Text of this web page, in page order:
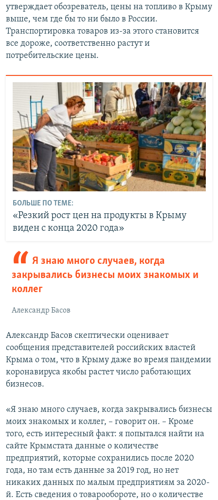
утверждает обозреватель, цены на топливо в Крыму
выше, чем где бы то ни было в России.
Транспортировка товаров из-за этого становится
все дороже, соответственно растут и
потребительские цены.
БОЛЬШЕ ПО ТЕМЕ:
«Резкий рост цен на продукты в Крыму
виден с конца 2020 года»
Я знаю много случаев, когда
закрывались бизнесы моих знакомых и
коллег
Александр Басов
Александр Басов скептически оценивает
сообщения представителей российских властей
Крыма о том, что в Крыму даже во время пандемии
коронавируса якобы растет число работающих
бизнесов.
«Я знаю много случаев, когда закрывались бизнесы
моих знакомых и коллег, – говорит он. – Кроме
того, есть интересный факт: я попытался найти на
сайте Крымстата данные о количестве
предприятий, которые сохранились после 2020
года, но там есть данные за 2019 год, но нет
никаких данных по малым предприятиям за 2020-
й. Есть сведения о товарообороте, но о количестве